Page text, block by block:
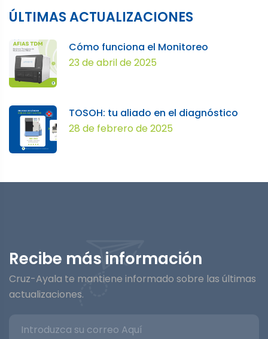
ÚLTIMAS ACTUALIZACIONES
Cómo funciona el Monitoreo
23 de abril de 2025
TOSOH: tu aliado en el diagnóstico
28 de febrero de 2025
Recibe más información
Cruz-Ayala te mantiene informado sobre las últimas
actualizaciones.